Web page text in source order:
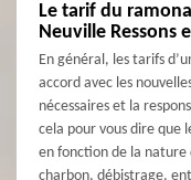
Le tarif du
Neuville Ressons
En général, les tarifs
accord avec les
nécessaires et la
cela pour vous dire que
en fonction de la nature
charbon, débistrage,